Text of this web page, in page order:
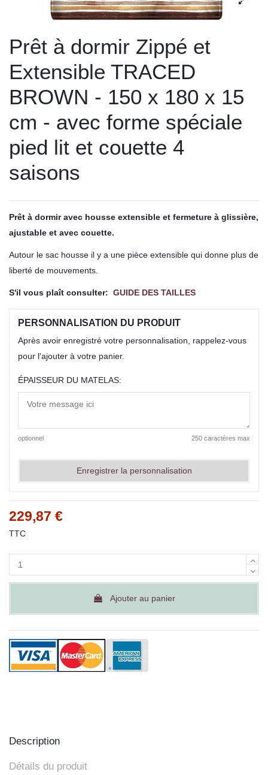
Prêt à dormir Zippé et
Extensible TRACED
BROWN - 150 x 180 x 15
cm - avec forme spéciale
pied lit et couette 4
saisons
Prêt à dormir avec housse extensible et fermeture à glissière,
ajustable et avec couette.
Autour le sac housse il y a une pièce extensible qui donne plus de
liberté de mouvements.
S'il vous plaît consulter: GUIDE DES TAILLES
PERSONNALISATION DU PRODUIT
Après avoir enregistré votre personnalisation, rappelez-vous
pour l'ajouter à votre panier.
ÉPAISSEUR DU MATELAS:
optionnel 250 caractères max
Enregistrer la personnalisation
229,87 €
TTC
Ajouter au panier
Description
Détails du produit